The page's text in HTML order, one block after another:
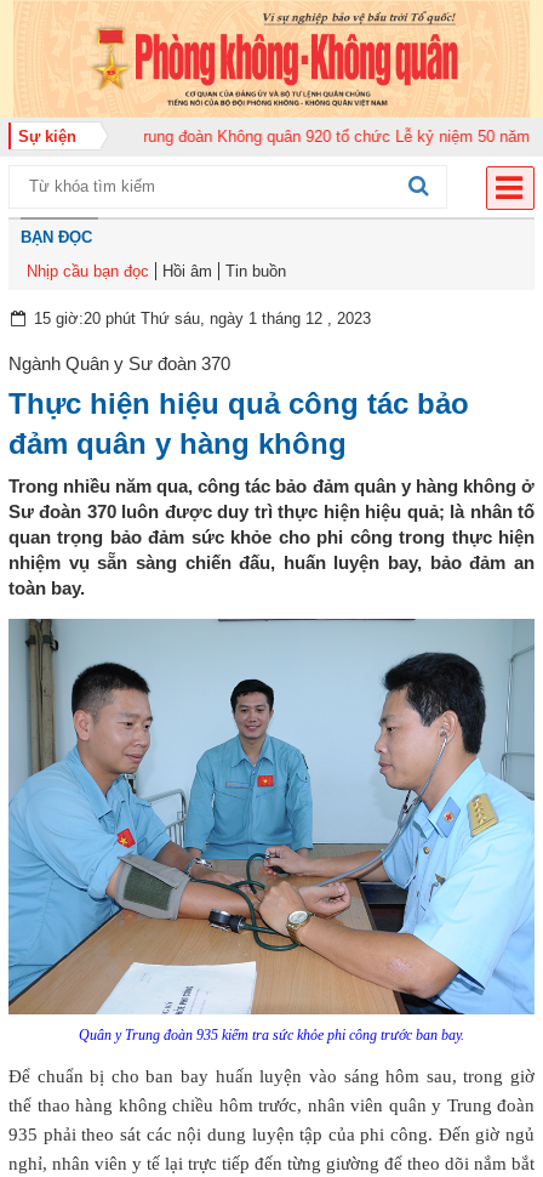
Sự kiện
năm 2026 Trung đoàn Không quân 920 tổ chức Lễ kỷ niệm 50 năm
BẠN ĐỌC
Nhịp cầu bạn đọc
Hồi âm Tin buồn
15 giờ:20 phút Thứ sáu, ngày 1 tháng 12 , 2023
Ngành Quân y Sư đoàn 370
Thực hiện hiệu quả công tác bảo
đảm quân y hàng không
Trong nhiều năm qua, công tác bảo đảm quân y hàng không ở
Sư đoàn 370 luôn được duy trì thực hiện hiệu quả; là nhân tố
quan trọng bảo đảm sức khỏe cho phi công trong thực hiện
nhiệm vụ sẵn sàng chiến đấu, huấn luyện bay, bảo đảm an
toàn bay.
Quân y Trung đoàn 935 kiểm tra sức khỏe phi công trước ban bay.
Để chuẩn bị cho ban bay huấn luyện vào sáng hôm sau, trong giờ
thể thao hàng không chiều hôm trước, nhân viên quân y Trung đoàn
935 phải theo sát các nội dung luyện tập của phi công. Đến giờ ngủ
nghỉ, nhân viên y tế lại trực tiếp đến từng giường để theo dõi nắm bắt